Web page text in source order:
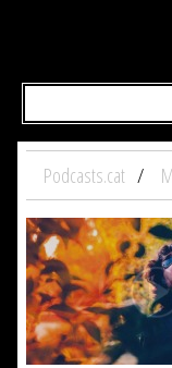
Podcasts.cat